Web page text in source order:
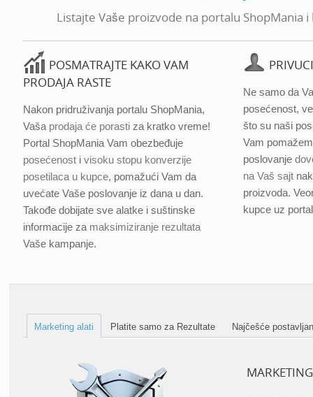
Listajte Vaše proizvode na portalu
POSMATRAJTE KAKO VAM
PRODAJA RASTE
Nakon pridruživanja portalu ShopMania,
Vaša prodaja će porasti za kratko vreme!
Portal ShopMania Vam obezbeđuje
posećenost i visoku stopu konverzije
posetilaca u kupce, pomažući Vam da
uvećate Vaše poslovanje iz dana u dan.
Takođe dobijate sve alatke i suštinske
informacije za maksimiziranje rezultata
Vaše kampanje.
Ne samo da
posećenost,
što su naši
Vam
poslovanje
na Vaš sajt
proizvoda.
kupce uz
Marketing alati Platite samo za Rezultate Najčešće